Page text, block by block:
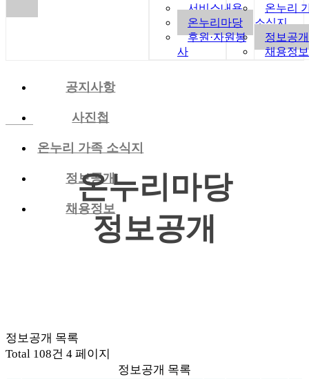
서비스내용
온누리마당
후원·자원봉
사
온누리
소식지
정보공개
채용정보
공지사항
사진첩
온누리 가족 소식지
정보공개
채용정보
온누리마당
정보공개
정보공개 목록
Total 108건 4 페이지
정보공개 목록